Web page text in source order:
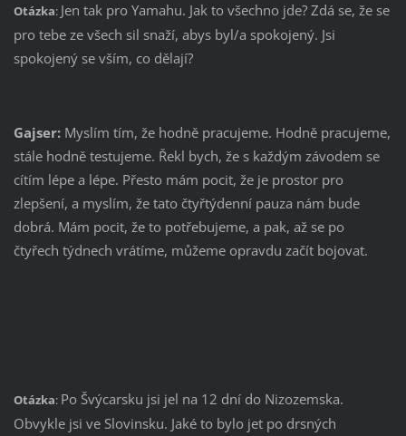
Otázka: Jen tak pro Yamahu. Jak to všechno jde? Zdá se, že se
pro tebe ze všech sil snaží, abys byl/a spokojený. Jsi
spokojený se vším, co dělají?
Gajser:Myslím tím, že hodně pracujeme. Hodně pracujeme,
stále hodně testujeme. Řekl bych, že s každým závodem se
cítím lépe a lépe. Přesto mám pocit, že je prostor pro
zlepšení, a myslím, že tato čtyřtýdenní pauza nám bude
dobrá. Mám pocit, že to potřebujeme, a pak, až se po
čtyřech týdnech vrátíme, můžeme opravdu začít bojovat.
Otázka: Po Švýcarsku jsi jel na 12 dní do Nizozemska.
Obvykle jsi ve Slovinsku. Jaké to bylo jet po drsných